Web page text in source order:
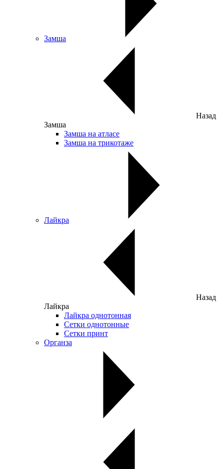
Замша
Назад
Замша
Замша на атласе
Замша на трикотаже
Лайкра
Назад
Лайкра
Лайкра однотонная
Сетки однотонные
Сетки принт
Органза